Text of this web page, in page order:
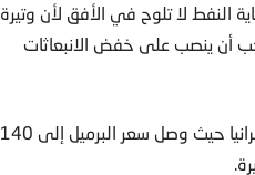
لا تلوح في الأفق لأن وتيرة
أن ينصب على خفض الانبعاثات
وشكل العام 2022 نقطة فاصلة للمنتجين في أعقاب اندلاع الحرب بين روسيا وأوكرانيا حيث وصل سعر البرميل إلى 140